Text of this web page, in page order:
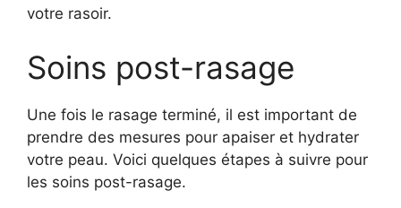
votre rasoir.
Soins post-rasage
Une fois le rasage terminé, il est important de
prendre des mesures pour apaiser et hydrater
votre peau. Voici quelques étapes à suivre pour
les soins post-rasage.